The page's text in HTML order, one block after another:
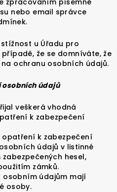
zpracováním písemně
nebo email správce
u Úřadu pro
že se domníváte, že
ochranu osobních údajů.
osobních údajů
veškerá vhodná
k zabezpečení
k zabezpečení
údajů v listinné
hesel,
zámků.
osobním údajům mají
osoby.